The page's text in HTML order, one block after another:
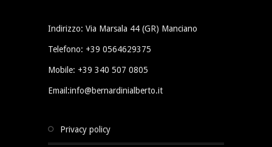
Indirizzo: Via Marsala 44 (GR) Manciano
Telefono: +39 0564629375
Mobile: +39 340 507 0805
Email:info@bernardinialberto.it
privacy policy